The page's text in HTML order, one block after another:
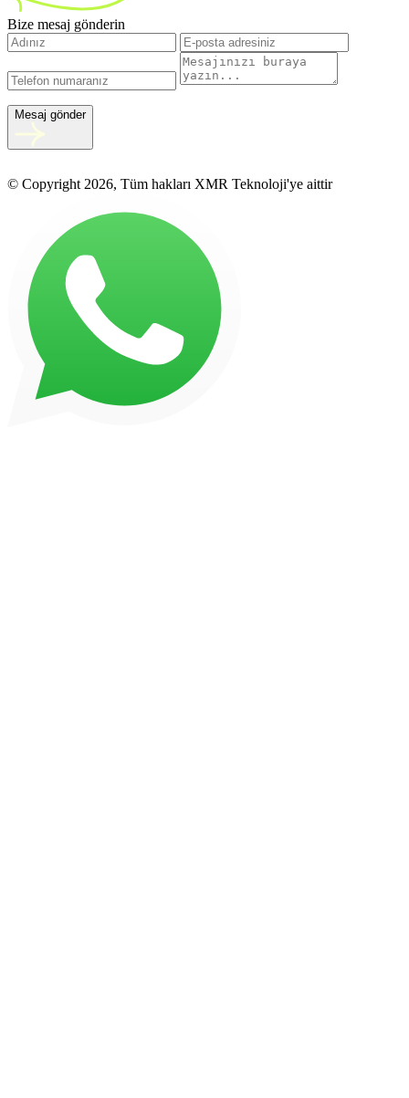
Bize mesaj gönderin
Mesaj gönder
© Copyright 2026, Tüm hakları XMR Teknoloji'ye aittir